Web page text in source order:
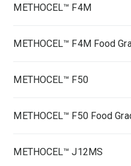
METHOCEL™ F4M
METHOCEL™ F4M Food
METHOCEL™ F50
METHOCEL™ F50 Food
METHOCEL™ J12MS